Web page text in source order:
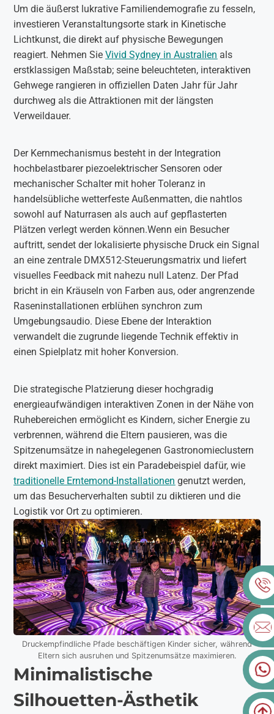
Um die äußerst lukrative Familiendemografie zu fesseln,
investieren Veranstaltungsorte stark in Kinetische
Lichtkunst, die direkt auf physische Bewegungen
reagiert. Nehmen SieVivid Sydney in Australien als
erstklassigen Maßstab; seine beleuchteten, interaktiven
Gehwege rangieren in offiziellen Daten Jahr für Jahr
durchweg als die Attraktionen mit der längsten
Verweildauer.
Der Kernmechanismus besteht in der Integration
hochbelastbarer piezoelektrischer Sensoren oder
mechanischer Schalter mit hoher Toleranz in
handelsübliche wetterfeste Außenmatten, die nahtlos
sowohl auf Naturrasen als auch auf gepflasterten
Plätzen verlegt werden können.Wenn ein Besucher
auftritt, sendet der lokalisierte physische Druck ein Signal
an eine zentrale DMX512-Steuerungsmatrix und liefert
visuelles Feedback mit nahezu null Latenz. Der Pfad
bricht in ein Kräuseln von Farben aus, oder angrenzende
Raseninstallationen erblühen synchron zum
Umgebungsaudio. Diese Ebene der Interaktion
verwandelt die zugrunde liegende Technik effektiv in
einen Spielplatz mit hoher Konversion.
Die strategische Platzierung dieser hochgradig
energieaufwändigen interaktiven Zonen in der Nähe von
Ruhebereichen ermöglicht es Kindern, sicher Energie zu
verbrennen, während die Eltern pausieren, was die
Spitzenumsätze in nahegelegenen Gastronomieclustern
direkt maximiert. Dies ist ein Paradebeispiel dafür, wie
traditionelle Erntemond-Installationen genutzt werden,
um das Besucherverhalten subtil zu diktieren und die
Logistik vor Ort zu optimieren.
Druckempfindliche Pfade beschäftigen Kinder sicher, während
Eltern sich ausruhen und Spitzenumsätze maximieren.
Minimalistische
Silhouetten-Ästhetik